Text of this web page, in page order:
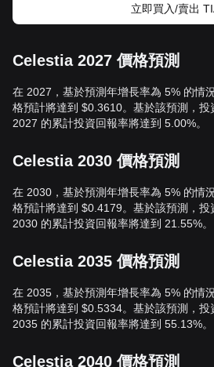
立即買入/賣出
Celestia 2027 價格預測
在 2027，基於預測年增長率為 5% 的情
格預計將達到 $0.3610。基於該預測，投
2027 的累計投資回報率將達到 5.00%。
Celestia 2030 價格預測
在 2030，基於預測年增長率為 5% 的情
格預計將達到 $0.4179。基於該預測，投
2030 的累計投資回報率將達到 21.55%。
Celestia 2035 價格預測
在 2035，基於預測年增長率為 5% 的情
格預計將達到 $0.5334。基於該預測，投
2035 的累計投資回報率將達到 55.13%。
Celestia 2040 價格預測